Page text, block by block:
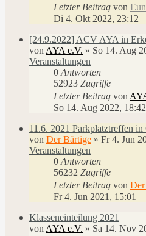
Letzter Beitrag von
Di 4. Okt 2022, 23:12
[24.9.2022] ACV AYA in
von AYA e.V. » So 14. Aug
Veranstaltungen
0 Antworten
52923 Zugriffe
Letzter Beitrag von
So 14. Aug 2022, 18:42
11.6. 2021 Parkplatztreffen
von Der Bärtige » Fr 4. Jun
Veranstaltungen
0 Antworten
56232 Zugriffe
Letzter Beitrag von
Fr 4. Jun 2021, 15:01
Klasseneinteilung 2021
von AYA e.V. » Sa 14. Nov